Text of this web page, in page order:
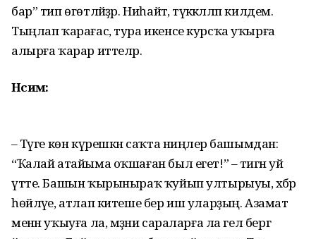
бар” тип өгөтләйҙәр. Ниһайәт, тәүәккәлләп килдем.
Тыңлап ҡарағас, тура икенсе курсҡа уҡырға
алырға ҡарар иттеләр.
Нәсимә:
– Тәүге көн күрешкән саҡта ниңәлер башымдан:
“Ҡалай атайыма оҡшаған был егет!” – тигән уй
үтте. Башын ҡырыныраҡ ҡуйып ултырыуы, хәбәр
һөйләүе, атлап китеше бер иш уларҙың. Азамат
менән уҡыуға ла, мәҙәни сараларға ла гел бергә